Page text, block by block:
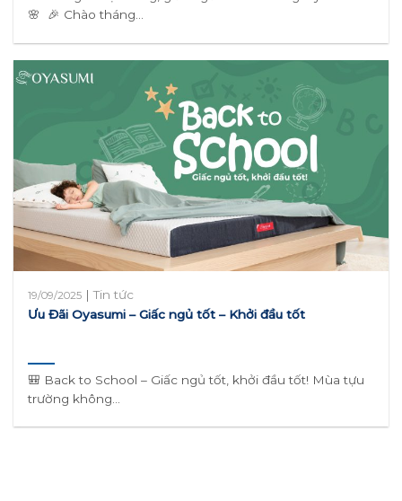
🌸 🎉 Chào tháng...
19/09/2025 |Tin tức
Ưu Đãi Oyasumi – Giấc ngủ tốt – Khởi đầu tốt
🎒 Back to School – Giấc ngủ tốt, khởi đầu tốt! Mùa tựu
trường không...